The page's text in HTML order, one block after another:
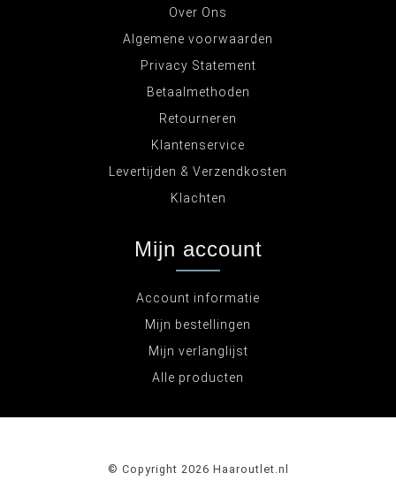
Over Ons
Algemene voorwaarden
Privacy Statement
Betaalmethoden
Retourneren
Klantenservice
Levertijden & Verzendkosten
Klachten
Mijn account
Account informatie
Mijn bestellingen
Mijn verlanglijst
Alle producten
© Copyright 2026 Haaroutlet.nl